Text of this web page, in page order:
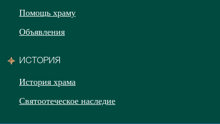
Помощь храму
Объявления
ИСТОРИЯ
История храма
Святоотеческое наследие